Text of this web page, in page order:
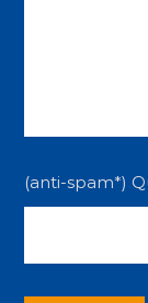
(anti-spam*)